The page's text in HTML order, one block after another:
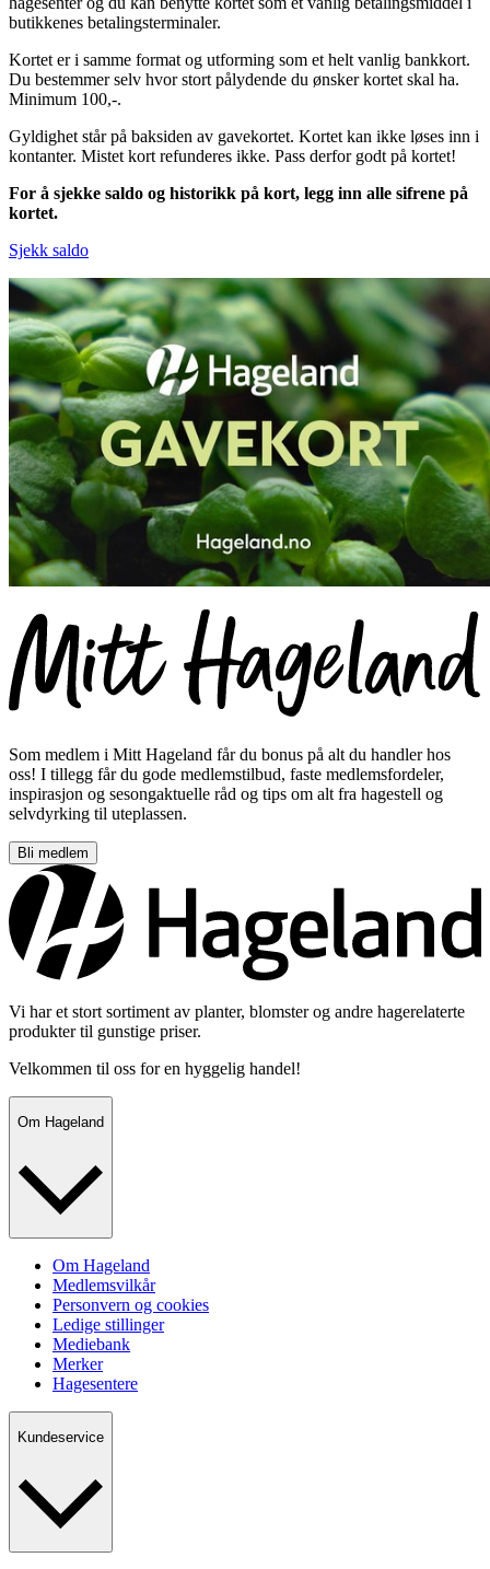
butikkenes betalingsterminaler.
Kortet er i samme format og utforming som et helt vanlig bankkort.
Du bestemmer selv hvor stort pålydende du ønsker kortet skal ha.
Minimum 100,-.
Gyldighet står på baksiden av gavekortet. Kortet kan ikke løses inn i
kontanter. Mistet kort refunderes ikke. Pass derfor godt på kortet!
For å sjekke saldo og historikk på kort, legg inn alle sifrene på
kortet.
Sjekk saldo
Som medlem i Mitt Hageland får du bonus på alt du handler hos
oss! I tillegg får du gode medlemstilbud, faste medlemsfordeler,
inspirasjon og sesongaktuelle råd og tips om alt fra hagestell og
selvdyrking til uteplassen.
Bli medlem
Vi har et stort sortiment av planter, blomster og andre hagerelaterte
produkter til gunstige priser.
Velkommen til oss for en hyggelig handel!
Om Hageland
Om Hageland
Medlemsvilkår
Personvern og cookies
Ledige stillinger
Mediebank
Merker
Hagesentere
Kundeservice